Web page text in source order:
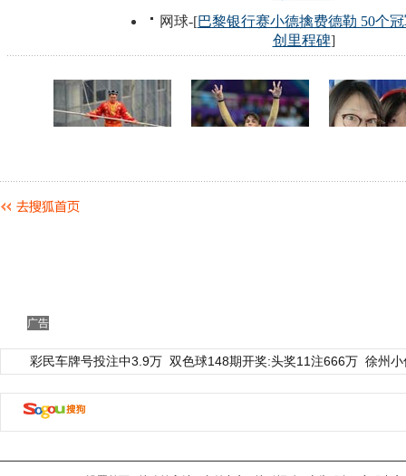
广告
彩民车牌号投注中3.9万 双色球148期开奖:头奖11注666万 徐州